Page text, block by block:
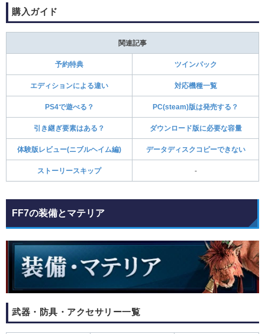
購入ガイド
関連記事
予約特典 ツインパック
エディションによる違い 対応機種一覧
PS4で遊べる？ PC(steam)版は発売する？
引き継ぎ要素はある？ ダウンロード版に必要な容量
体験版レビュー(ニブルヘイム編) データディスクコピーできない
ストーリースキップ ‐
FF7の装備とマテリア
武器・防具・アクセサリー一覧